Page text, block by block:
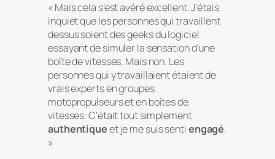
« Mais cela s’est avéré excellent. J’étais
inquiet que les personnes qui travaillent
dessus soient desgeeksdu logiciel
essayant de simuler la sensation d’une
boîte de vitesses. Mais non. Les
personnes qui y travaillaient étaient de
vrais experts en groupes
motopropulseurs et en boîtes de
vitesses. C’était tout simplement
authentiqueet je me suis sentiengagé.
»